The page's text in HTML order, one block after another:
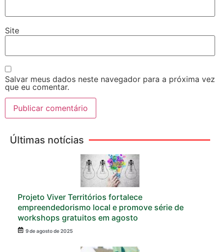
Site
Salvar meus dados neste navegador para a próxima vez
que eu comentar.
Últimas notícias
Projeto Viver Territórios fortalece
empreendedorismo local e promove série de
workshops gratuitos em agosto
9 de agosto de 2025